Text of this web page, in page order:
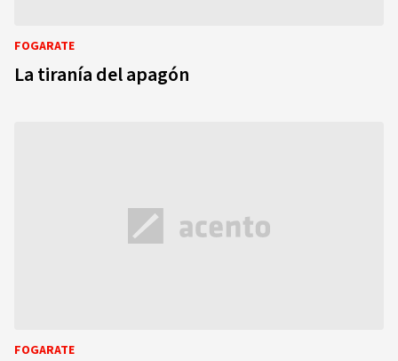
FOGARATE
La tiranía del apagón
FOGARATE